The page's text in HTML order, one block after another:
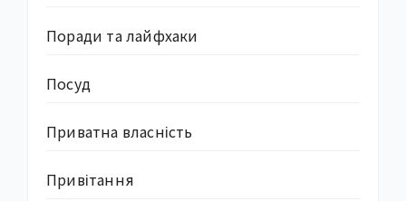
Поради та лайфхаки
Посуд
Приватна власність
Привітання